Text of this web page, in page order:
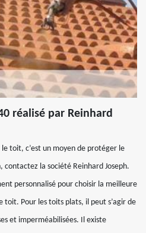
réalisé par Reinhard
toit, c’est un moyen de protéger le
la société Reinhard Joseph.
personnalisé pour choisir la meilleure
Pour les toits plats, il peut s’agir de
et imperméabilisées. Il existe